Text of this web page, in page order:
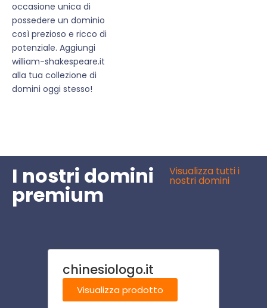
occasione unica di
possedere un dominio
così prezioso e ricco di
potenziale. Aggiungi
william-shakespeare.it
alla tua collezione di
domini oggi stesso!
I nostri domini
premium
Visualizza tutti i
nostri domini
chinesiologo.it
Visualizza prodotto